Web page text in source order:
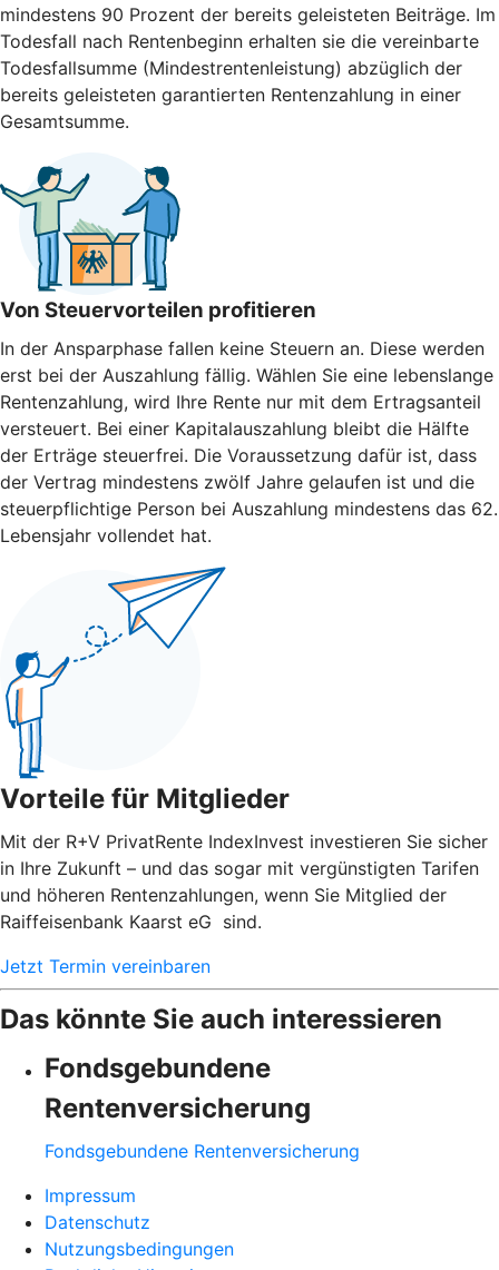
mindestens 90 Prozent der bereits geleisteten Beiträge. Im
Todesfall nach Rentenbeginn erhalten sie die vereinbarte
Todesfallsumme (Mindestrentenleistung) abzüglich der
bereits geleisteten garantierten Rentenzahlung in einer
Gesamtsumme.
Von Steuervorteilen profitieren
In der Ansparphase fallen keine Steuern an. Diese werden
erst bei der Auszahlung fällig. Wählen Sie eine lebenslange
Rentenzahlung, wird Ihre Rente nur mit dem Ertragsanteil
versteuert. Bei einer Kapitalauszahlung bleibt die Hälfte
der Erträge steuerfrei. Die Voraussetzung dafür ist, dass
der Vertrag mindestens zwölf Jahre gelaufen ist und die
steuerpflichtige Person bei Auszahlung mindestens das 62.
Lebensjahr vollendet hat.
Vorteile für Mitglieder
Mit der R+V PrivatRente IndexInvest investieren Sie sicher
in Ihre Zukunft – und das sogar mit vergünstigten Tarifen
und höheren Rentenzahlungen, wenn Sie Mitglied der
Raiffeisenbank Kaarst eG sind.
Jetzt Termin vereinbaren
Das könnte Sie auch interessieren
Fondsgebundene
Rentenversicherung
Fondsgebundene Rentenversicherung
Impressum
Datenschutz
Nutzungsbedingungen